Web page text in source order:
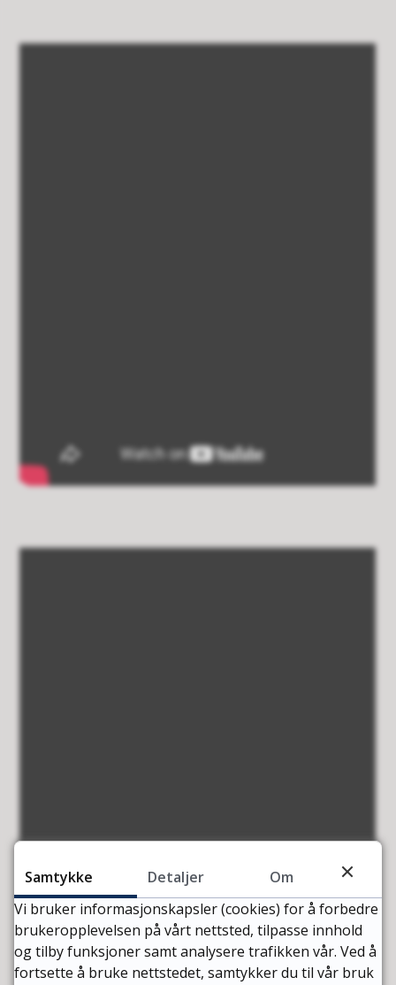
Samtykke Detaljer
Om
Vi bruker informasjonskapsler (cookies) for å forbedre
brukeropplevelsen på vårt nettsted, tilpasse innhold
og tilby funksjoner samt analysere trafikken vår. Ved å
fortsette å bruke nettstedet, samtykker du til vår bruk